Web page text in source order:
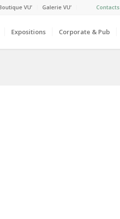
VU’ Galerie VU’ Contacts
Expositions Corporate & Pub